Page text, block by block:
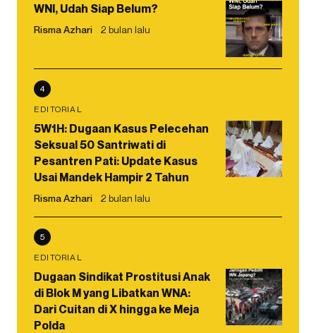
WNI, Udah Siap Belum?
Risma Azhari 2 bulan lalu
4
EDITORIAL
5W1H: Dugaan Kasus Pelecehan
Seksual 50 Santriwati di
Pesantren Pati: Update Kasus
Usai Mandek Hampir 2 Tahun
Risma Azhari 2 bulan lalu
5
EDITORIAL
Dugaan Sindikat Prostitusi Anak
di Blok M yang Libatkan WNA:
Dari Cuitan di X hingga ke Meja
Polda